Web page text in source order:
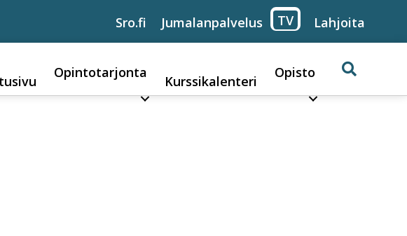
Sro.fi Jumalanpalvelus TV Lahjoita
Opintotarjonta
Kurssikalenteri
Opisto